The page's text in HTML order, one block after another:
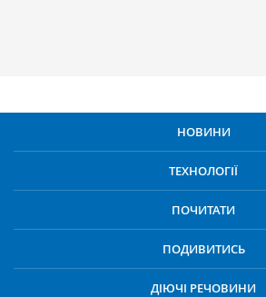
НОВИНИ
ТЕХНОЛОГІЇ
ПОЧИТАТИ
ПОДИВИТИСЬ
ДІЮЧІ РЕЧОВИНИ